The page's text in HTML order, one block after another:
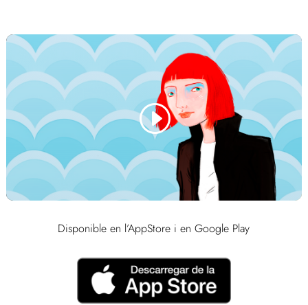
Disponible en l’AppStore i en Google Play